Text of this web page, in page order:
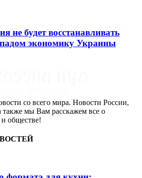
не будет восстанавливать
экономику Украины
со всего мира. Новости России,
мы Вам расскажем все о
обществе!